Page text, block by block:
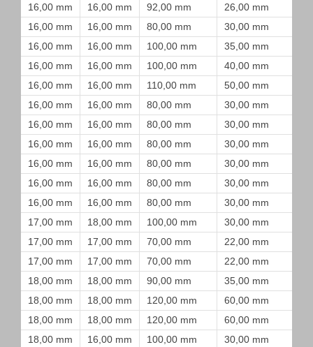
16,00 mm
16,00 mm 92,00 mm
26,00 mm
16,00 mm
16,00 mm 80,00 mm
30,00 mm
16,00 mm
16,00 mm 100,00 mm
35,00 mm
16,00 mm
16,00 mm 100,00 mm
40,00 mm
16,00 mm
16,00 mm 110,00 mm
50,00 mm
16,00 mm
16,00 mm 80,00 mm
30,00 mm
16,00 mm
16,00 mm 80,00 mm
30,00 mm
16,00 mm
16,00 mm 80,00 mm
30,00 mm
16,00 mm
16,00 mm 80,00 mm
30,00 mm
16,00 mm
16,00 mm 80,00 mm
30,00 mm
16,00 mm
16,00 mm 80,00 mm
30,00 mm
17,00 mm
18,00 mm 100,00 mm
30,00 mm
17,00 mm
17,00 mm 70,00 mm
22,00 mm
17,00 mm
17,00 mm 70,00 mm
22,00 mm
18,00 mm
18,00 mm 90,00 mm
35,00 mm
18,00 mm
18,00 mm 120,00 mm
60,00 mm
18,00 mm
18,00 mm 120,00 mm
60,00 mm
18,00 mm
16,00 mm 100,00 mm
30,00 mm